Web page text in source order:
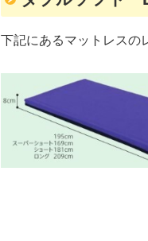
下記にあるマットレスの